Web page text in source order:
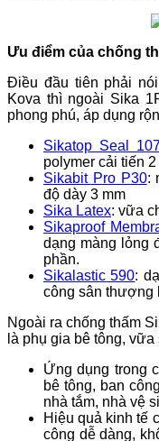
Ưu điểm của chống
Điều đầu tiên phải
Kova thì ngoài Sika
phong phú, áp dụng
Sikatop Seal
polymer cải tiến
Sikabit Pro P30:
độ dày 3 mm
Sika Latex: vữa
Sikaproof
dạng màng lỏng
phần.
Sikalastic 590:
công sân thượng
Ngoài ra chống thấm
là phụ gia bê tông,
Ứng dụng trong
bê tông, ban
nhà tắm, nhà vệ
Hiệu quả kinh tế
công dễ dàng,